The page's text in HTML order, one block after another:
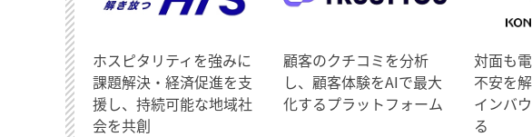
ホスピタリティを強みに
課題解決・経済促進を支
援し、持続可能な地域社
会を共創
顧客のクチコミを分析
し、顧客体験をAIで最大
化するプラットフォーム
対面も
不安を
インバ
る